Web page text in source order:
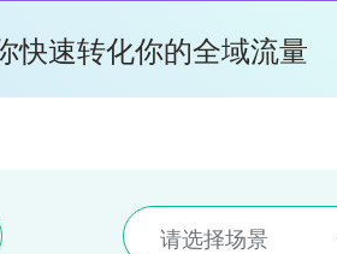
快速转化你的全域流量
请选择场景